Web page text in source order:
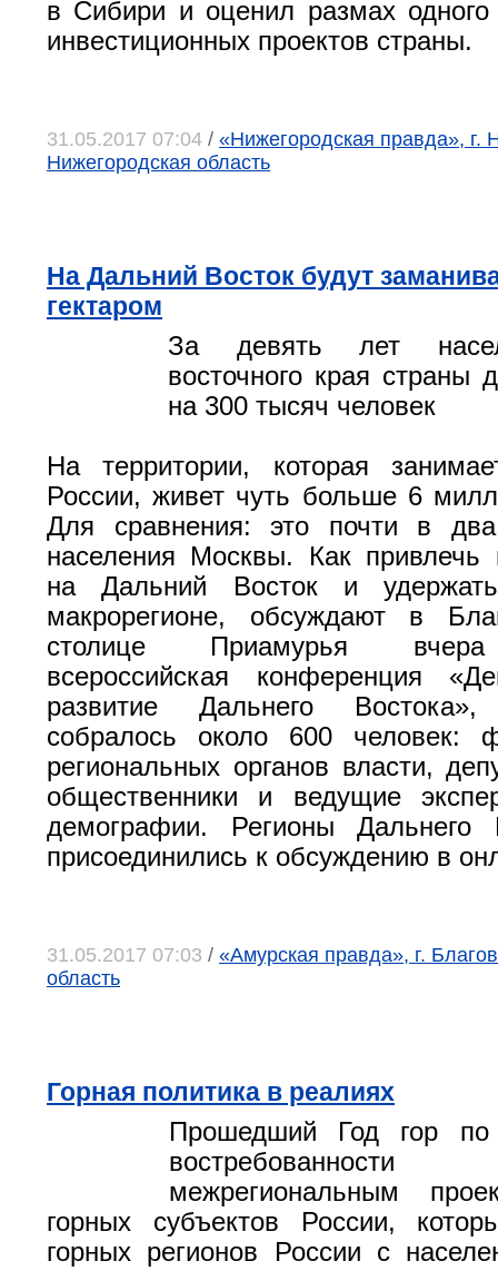
в Сибири и оценил размах одного
инвестиционных проектов страны.
31.05.2017 07:04 / «Нижегородская правда», г.
Нижегородская область
На Дальний Восток будут
гектаром
За девять лет
восточного края страны
на 300 тысяч человек
На территории, которая
России, живет чуть больше 6
Для сравнения: это почти в
населения Москвы. Как привлечь
на Дальний Восток и
макрорегионе, обсуждают в
столице Приамурья вчера
всероссийская конференция
развитие Дальнего
собралось около 600 человек:
региональных органов власти,
общественники и ведущие
демографии. Регионы Дальнего
присоединились к обсуждению в
31.05.2017 07:03 / «Амурская правда», г.
область
Горная политика в реалиях
Прошедший Год гор
межрегиональным
горных субъектов России,
горных регионов России с